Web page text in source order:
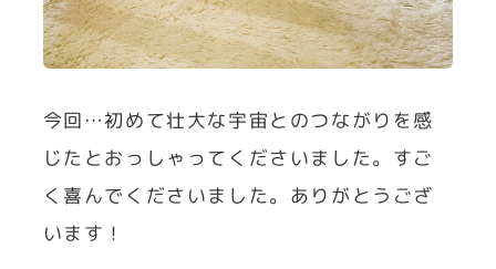
今回…初めて壮大な宇宙とのつながりを感
じたとおっしゃってくださいました。すご
く喜んでくださいました。ありがとうござ
います！